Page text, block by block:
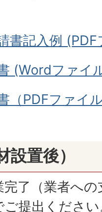
書記入例
(Wordファイ
（PDFファイ
置後）
了（業者への
ご提出くださ